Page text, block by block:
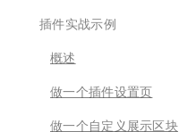
插件实战示例
概述
做一个插件设置页
做一个自定义展示区块